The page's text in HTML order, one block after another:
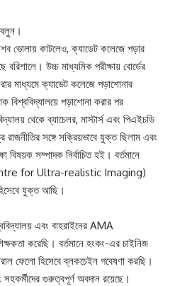
ভোলায় কাটলেও, ক্যাডেট কলেজে পড়ার
উচ্চ মাধ্যমিক পরীক্ষায় বোর্ডের
মাধ্যমে ক্যাডেট কলেজে পড়াশোনার
বিশ্ববিদ্যালয়ে পড়াশোনা করার পর
থেকে ব্যাচেলর, মাস্টার্স এবং পিএইচডি
রাজনীতির সঙ্গে সক্রিয়ভাবে যুক্ত ছিলাম এবং
বিষয়ক সম্পাদক নির্বাচিত হই। বর্তমানে
for Ultra-realistic Imaging)
যুক্ত আছি।
এবং বাহরাইনের AMA
করেছি। বর্তমানে হংকং-এর চাইনিজ
ফেলো হিসেবে ব্লকচেইন গবেষণা করছি।
গুরুত্বপূর্ণ অবদান রয়েছে।